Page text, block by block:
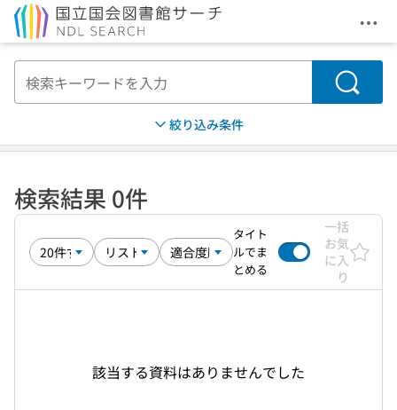
メ
検索
絞り込み条件
検索結果 0件
タイト
ルでま
とめる
一括
お気
に入
り
該当する資料はありませんでした